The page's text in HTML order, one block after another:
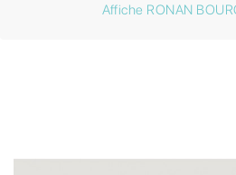
Affiche RONAN